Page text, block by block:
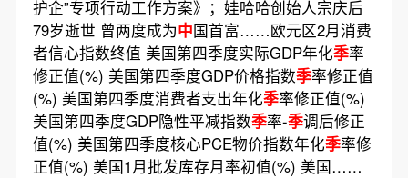
护企”专项行动工作方案》；娃哈哈创始人宗庆后
79岁逝世 曾两度成为中国首富……欧元区2月消费
者信心指数终值 美国第四季度实际GDP年化季率
修正值(%) 美国第四季度GDP价格指数季率修正值
(%) 美国第四季度消费者支出年化季率修正值(%)
美国第四季度GDP隐性平减指数季率-季调后修正
值(%) 美国第四季度核心PCE物价指数年化季率修
正值(%) 美国1月批发库存月率初值(%) 美国……